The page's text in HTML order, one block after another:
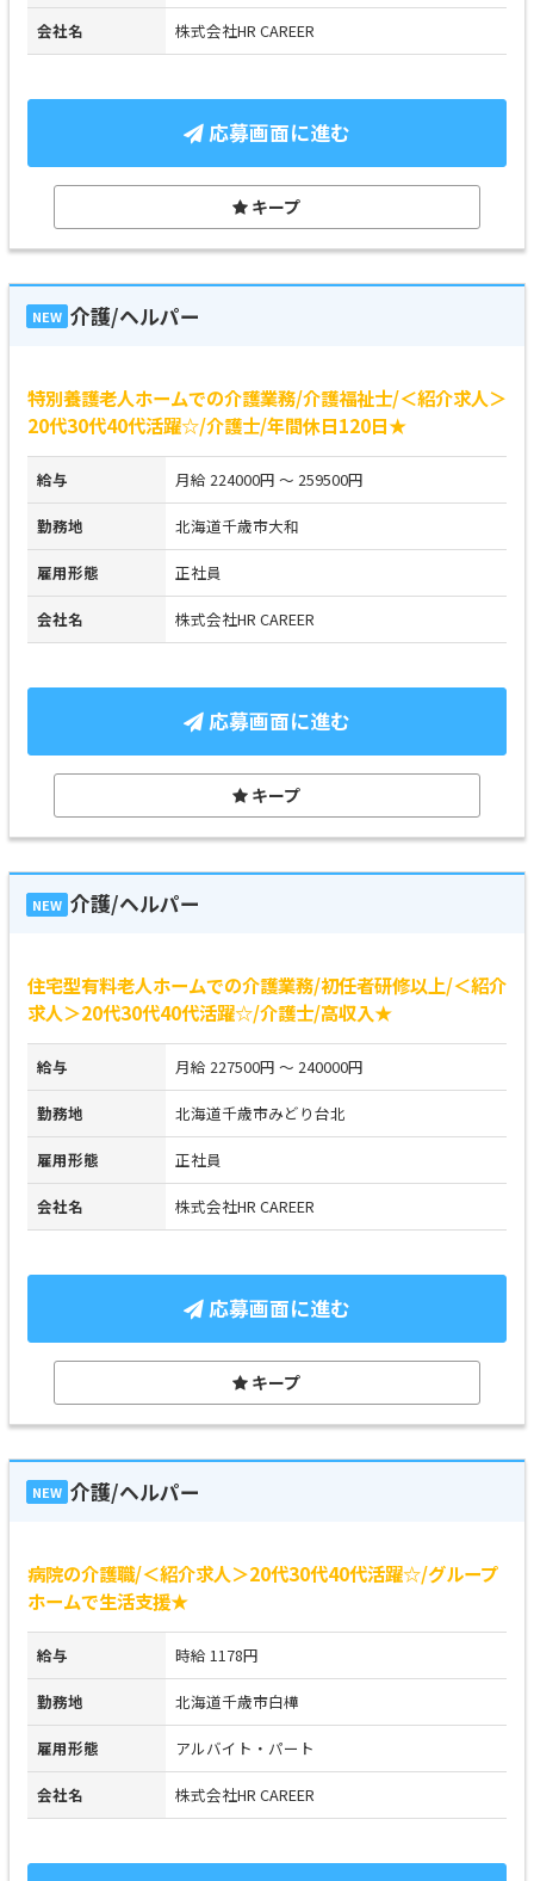
会社名 株式会社HR CAREER
応募画面に進む
キープ
NEW 介護/ヘルパー
特別養護老人ホームでの介護業務/介護福祉士/＜紹介求人＞
20代30代40代活躍☆/介護士/年間休日120日★
給与 月給 224000円 ～ 259500円
勤務地 北海道千歳市大和
雇用形態 正社員
会社名 株式会社HR CAREER
応募画面に進む
キープ
NEW 介護/ヘルパー
住宅型有料老人ホームでの介護業務/初任者研修以上/＜紹介
求人＞20代30代40代活躍☆/介護士/高収入★
給与 月給 227500円 ～ 240000円
勤務地 北海道千歳市みどり台北
雇用形態 正社員
会社名 株式会社HR CAREER
応募画面に進む
キープ
NEW 介護/ヘルパー
病院の介護職/＜紹介求人＞20代30代40代活躍☆/グループ
ホームで生活支援★
給与 時給 1178円
勤務地 北海道千歳市白樺
雇用形態 アルバイト・パート
会社名 株式会社HR CAREER